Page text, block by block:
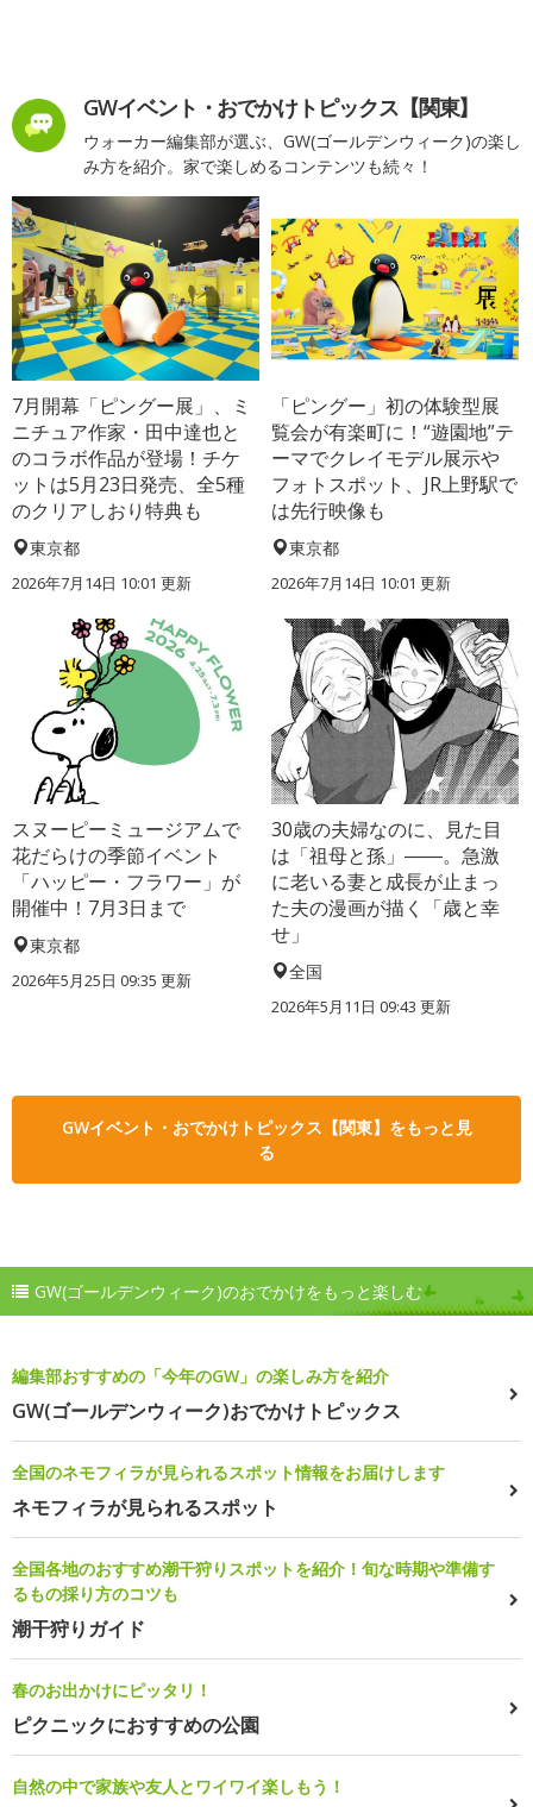
GWイベント・おでかけトピックス【関東】
ウォーカー編集部が選ぶ、GW(ゴールデンウィーク)の楽し
み方を紹介。家で楽しめるコンテンツも続々！
7月開幕「ピングー展」、ミ
ニチュア作家・田中達也と
のコラボ作品が登場！チケ
ットは5月23日発売、全5種
のクリアしおり特典も
東京都
2026年7月14日 10:01 更新
「ピングー」初の体験型展
覧会が有楽町に！“遊園地”テ
ーマでクレイモデル展示や
フォトスポット、JR上野駅で
は先行映像も
東京都
2026年7月14日 10:01 更新
スヌーピーミュージアムで
花だらけの季節イベント
「ハッピー・フラワー」が
開催中！7月3日まで
東京都
2026年5月25日 09:35 更新
30歳の夫婦なのに、見た目
は「祖母と孫」――。急激
に老いる妻と成長が止まっ
た夫の漫画が描く「歳と幸
せ」
全国
2026年5月11日 09:43 更新
GWイベント・おでかけトピックス【関東】をもっと見
る
GW(ゴールデンウィーク)のおでかけをもっと楽しむ
編集部おすすめの「今年のGW」の楽しみ方を紹介
GW(ゴールデンウィーク)おでかけトピックス
全国のネモフィラが見られるスポット情報をお届けします
ネモフィラが見られるスポット
全国各地のおすすめ潮干狩りスポットを紹介！旬な時期や準備す
るもの採り方のコツも
潮干狩りガイド
春のお出かけにピッタリ！
ピクニックにおすすめの公園
自然の中で家族や友人とワイワイ楽しもう！